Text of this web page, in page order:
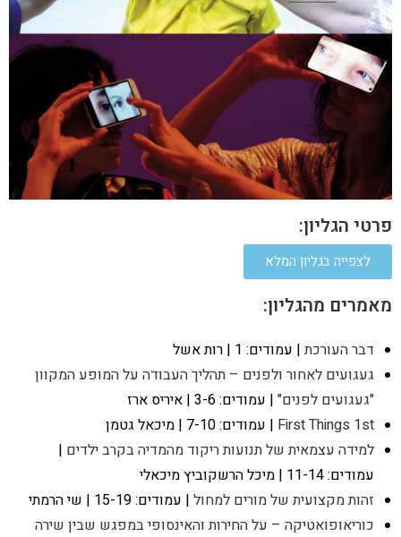
פרטי הגליון:
לצפייה בגליון המלא
מאמרים מהגליון:
דבר העורכת| עמודים: 1 | רות אשל
געגועים לאחור ולפנים – תהליך העבודה על המופע המקוון
"געגועים לפנים" | עמודים: 3-6 | איריס ארז
First Things 1st | עמודים: 7-10 | מיכאל גטמן
למידה עצמאית של תנועות ריקוד מהמדיה בקרב ילדים |
עמודים: 11-14 | מיכל הרשקוביץ מיכאלי
זהות מקצועית של מורים למחול | עמודים: 15-19 | שי הרמתי
כוריאופואטיקה – על החירות והאינסופי במפגש שבין שירה